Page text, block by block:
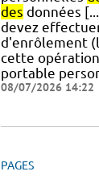
des données
devez
d'enrôlement
cette
portable
08/07/2026 14:22
PAGES